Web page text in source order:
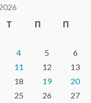
Τ Π Π
4 5 6
11 12 13
18 19 20
25 26 27